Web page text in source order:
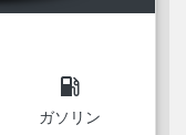
local_gas_station
ガソリン